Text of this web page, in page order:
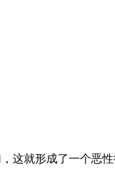
就形成了一个恶